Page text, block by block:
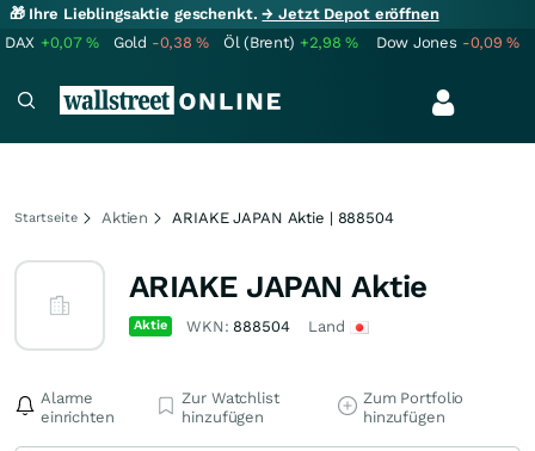
🎁 Ihre Lieblingsaktie geschenkt.→ Jetzt Depot eröffnen
DAX +0,07% Gold -0,38% Öl (Brent) +2,98% Dow Jones -0,09%
Startseite Aktien ARIAKE JAPAN Aktie | 888504
ARIAKE JAPAN Aktie
Aktie WKN: 888504 Land
Alarme
einrichten
Zur Watchlist
hinzufügen
Zum Portfolio
hinzufügen